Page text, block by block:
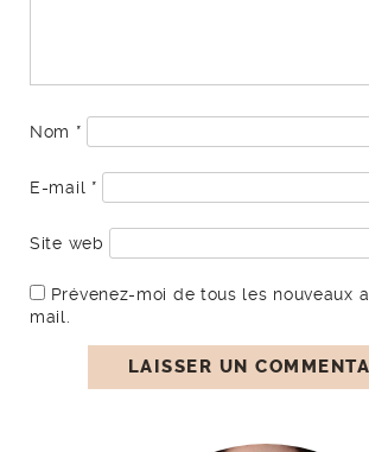
Nom *
E-mail *
Site web
Prévenez-moi de tous les nouveaux
mail.